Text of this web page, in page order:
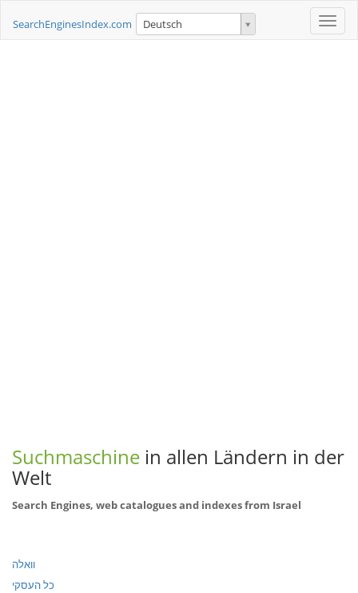
Toggle
SearchEnginesIndex.com Deutsch
Suchmaschine in allen Ländern in der
Welt
Search Engines, web catalogues and indexes from Israel
וואלה
כל העסקי